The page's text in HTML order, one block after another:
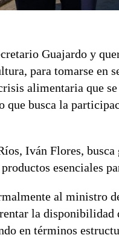
Guajardo y
para tomarse en
alimentaria que
busca la
Iván Flores,
esenciales
al ministro
la
en términos